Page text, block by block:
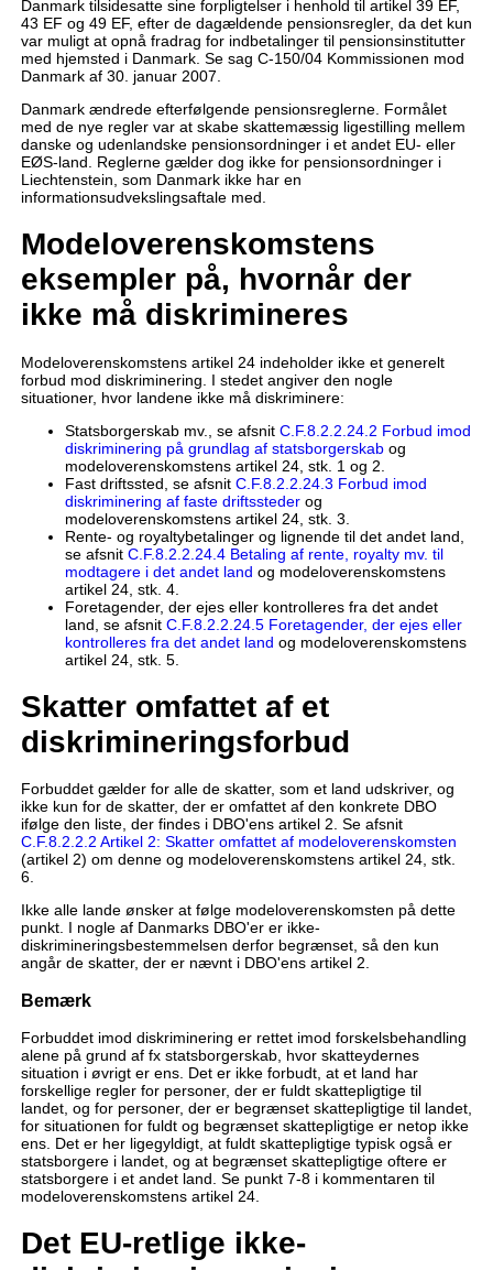
Danmark tilsidesatte sine forpligtelser i henhold til artikel 39 EF,
43 EF og 49 EF, efter de dagældende pensionsregler, da det kun
var muligt at opnå fradrag for indbetalinger til pensionsinstitutter
med hjemsted i Danmark. Se sag C-150/04 Kommissionen mod
Danmark af 30. januar 2007.
Danmark ændrede efterfølgende pensionsreglerne. Formålet
med de nye regler var at skabe skattemæssig ligestilling mellem
danske og udenlandske pensionsordninger i et andet EU- eller
EØS-land. Reglerne gælder dog ikke for pensionsordninger i
Liechtenstein, som Danmark ikke har en
informationsudvekslingsaftale med.
Modeloverenskomstens
eksempler på, hvornår der
ikke må diskrimineres
Modeloverenskomstens artikel 24 indeholder ikke et generelt
forbud mod diskriminering. I stedet angiver den nogle
situationer, hvor landene ikke må diskriminere:
Statsborgerskab mv., se afsnit C.F.8.2.2.24.2 Forbud imod
diskriminering på grundlag af statsborgerskabog
modeloverenskomstens artikel 24, stk. 1 og 2.
Fast driftssted, se afsnit C.F.8.2.2.24.3 Forbud imod
diskriminering af faste driftsstederog
modeloverenskomstens artikel 24, stk. 3.
Rente- og royaltybetalinger og lignende til det andet land,
se afsnit C.F.8.2.2.24.4 Betaling af rente, royalty mv. til
modtagere i det andet land og modeloverenskomstens
artikel 24, stk. 4.
Foretagender, der ejes eller kontrolleres fra det andet
land, se afsnit C.F.8.2.2.24.5 Foretagender, der ejes eller
kontrolleres fra det andet land og modeloverenskomstens
artikel 24, stk. 5.
Skatter omfattet af et
diskrimineringsforbud
Forbuddet gælder for alle de skatter, som et land udskriver, og
ikke kun for de skatter, der er omfattet af den konkrete DBO
ifølge den liste, der findes i DBO'ens artikel 2. Se afsnit
C.F.8.2.2.2 Artikel 2: Skatter omfattet af modeloverenskomsten
(artikel 2) om denne og modeloverenskomstens artikel 24, stk.
6.
Ikke alle lande ønsker at følge modeloverenskomsten på dette
punkt. I nogle af Danmarks DBO'er er ikke-
diskrimineringsbestemmelsen derfor begrænset, så den kun
angår de skatter, der er nævnt i DBO'ens artikel 2.
Bemærk
Forbuddet imod diskriminering er rettet imod forskelsbehandling
alene på grund af fx statsborgerskab, hvor skatteydernes
situation i øvrigt er ens. Det er ikke forbudt, at et land har
forskellige regler for personer, der er fuldt skattepligtige til
landet, og for personer, der er begrænset skattepligtige til landet,
for situationen for fuldt og begrænset skattepligtige er netop ikke
ens. Det er her ligegyldigt, at fuldt skattepligtige typisk også er
statsborgere i landet, og at begrænset skattepligtige oftere er
statsborgere i et andet land. Se punkt 7-8 i kommentaren til
modeloverenskomstens artikel 24.
Det EU-retlige ikke-